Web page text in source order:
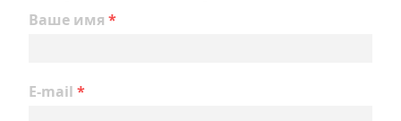
Ваше имя *
E-mail *